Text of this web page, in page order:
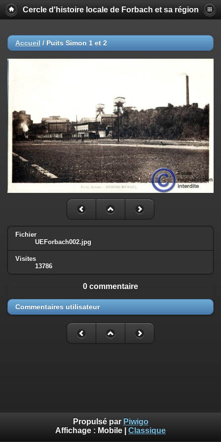
Cercle d'histoire locale de Forbach et sa région
Accueil / Puits Simon 1 et 2
Fichier
UEForbach002.jpg
Visites
13786
0 commentaire
Commentaires utilisateur
Propulsé par Piwigo
Affichage : Mobile Classique